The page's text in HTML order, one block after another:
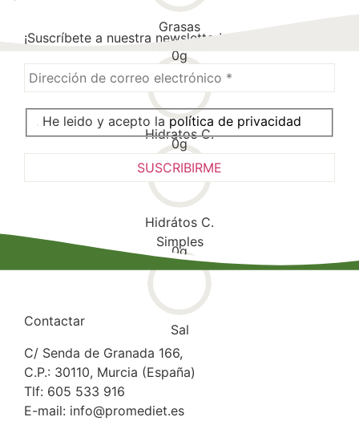
Grasas
saturadas
0g
Hidratos C.
0g
Hidrátos C.
Simples
0g
Sal
¡Suscríbete a nuestra newsletter!
He leido y acepto lapolítica de privacidad
Contactar
C/ Senda de Granada 166,
C.P.: 30110, Murcia (España)
Tlf: 605 533 916
E-mail: info@promediet.es